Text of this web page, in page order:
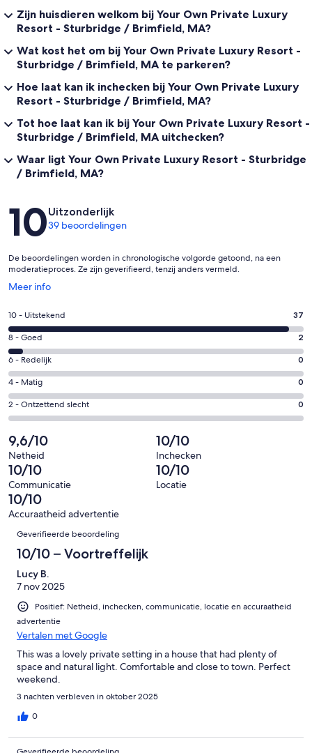
Zijn huisdieren welkom bij Your Own Private Luxury
Resort - Sturbridge / Brimfield, MA?
Wat kost het om bij Your Own Private Luxury Resort -
Sturbridge / Brimfield, MA te parkeren?
Hoe laat kan ik inchecken bij Your Own Private Luxury
Resort - Sturbridge / Brimfield, MA?
Tot hoe laat kan ik bij Your Own Private Luxury Resort -
Sturbridge / Brimfield, MA uitchecken?
Waar ligt Your Own Private Luxury Resort - Sturbridge
/ Brimfield, MA?
Beoordelingen
10Uitzonderlijk
39 beoordelingen
De beoordelingen worden in chronologische volgorde getoond, na een
moderatieproces. Ze zijn geverifieerd, tenzij anders vermeld.
Meer info
Opent
een
nieuw
venster
Gastenscore:
10
-
Uitstekend.
37
van
39
beoordelingen
10 - Uitstekend 37
Gastenscore:
8
-
Goed.
2
van
39
beoordelingen
8 - Goed 2
Gastenscore:
6
-
Redelijk.
0
van
39
beoordelingen
6 - Redelijk 0
Gastenscore:
4
-
0
van
39
beoordelingen
4 - Matig 0
Gastenscore:
2
-
Ontzettend
slecht.
0
van
39
beoordelingen
2 - Ontzettend slecht 0
9,6/10
Netheid
10/10
Inchecken
10/10
Communicatie
10/10
Locatie
10/10
Accuraatheid advertentie
Beoordelingen
Geverifieerde beoordeling
10/10 – Voortreffelijk
Lucy B.
7 nov 2025
Positief: Netheid, inchecken, communicatie, locatie en accuraatheid
advertentie
Vertalen met Google
This was a lovely private setting in a house that had plenty of
space and natural light. Comfortable and close to town. Perfect
weekend.
3 nachten verbleven in oktober 2025
0